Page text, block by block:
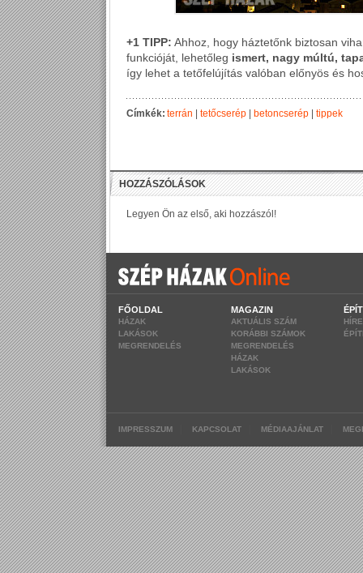
+1 TIPP: Ahhoz, hogy háztetőnk biztosan
funkcióját, lehetőleg ismert, nagy múltú,
így lehet a tetőfelújítás valóban előnyös és
Címkék:terrán tetőcserép betoncserép tippek
FŐOLDAL
HÁZAK
LAKÁSOK
MEGRENDELÉS
MAGAZIN
AKTUÁLIS SZÁM
KORÁBBI SZÁMOK
MEGRENDELÉS
HÁZAK
LAKÁSOK
IMPRESSZUM KAPCSOLAT MÉDIAAJÁNLAT